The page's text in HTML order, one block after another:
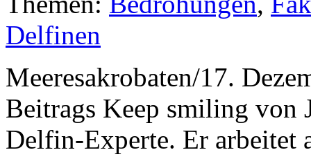
Delfinen
Meeresakrobaten/17.
Beitrags Keep smiling von
Delfin-Experte. Er arbeitet